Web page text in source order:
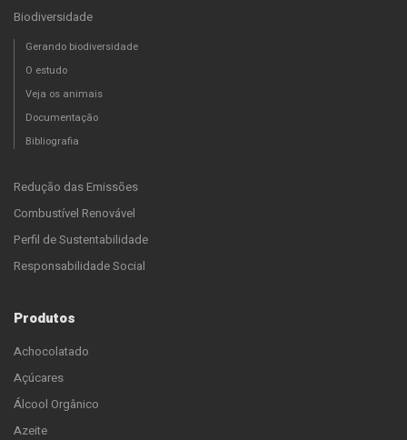
Biodiversidade
Gerando biodiversidade
O estudo
Veja os animais
Documentação
Bibliografia
Redução das Emissões
Combustível Renovável
Perfil de Sustentabilidade
Responsabilidade Social
Produtos
Achocolatado
Açúcares
Álcool Orgânico
Azeite